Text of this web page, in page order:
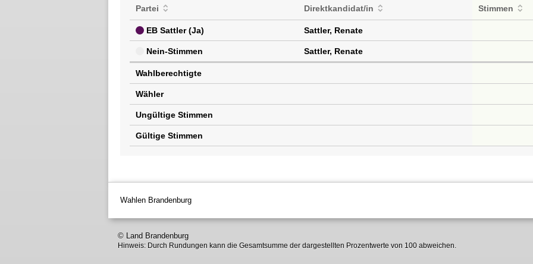
Partei Direktkandidat/in Stimmen
EB Sattler (Ja) Sattler, Renate
Nein-Stimmen Sattler, Renate
Wahlberechtigte
Wähler
Ungültige Stimmen
Gültige Stimmen
Wahlen Brandenburg
© Land Brandenburg
Hinweis: Durch Rundungen kann die Gesamtsumme der dargestellten Prozentwerte von 100 abweichen.